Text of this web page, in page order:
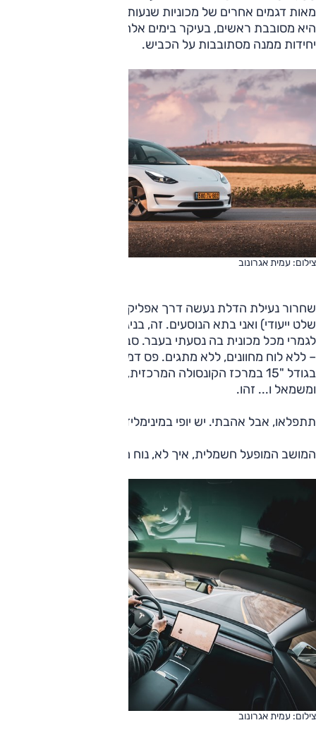
מאות דגמים אחרים של מכוניות שנעות על הכבישים. ובכל זאת
היא מסובבת ראשים, בעיקר בימים אלה, כאשר מעט מאוד
יחידות ממנה מסתובבות על הכביש.
צילום: עמית אגרונוב
שחרור נעילת הדלת נעשה דרך אפליקציה (אל דאגה, יש גם
שלט ייעודי) ואני בתא הנוסעים. זה, בניגוד לעיצוב החיצוני, שונה
לגמרי מכל מכונית בה נסעתי בעבר. סביבת הנהג נקייה לחלוטין
– ללא לוח מחוונים, ללא מתגים. פס דמוי-עץ מלפנים, צג ענק
בגודל "15 במרכז הקונסולה המרכזית, ידיות בצדי ההגה מימין
ומשמאל ו... זהו.
תתפלאו, אבל אהבתי. יש יופי במינימליזם.
המושב המופעל חשמלית, איך לא, נוח מאוד.
צילום: עמית אגרונוב